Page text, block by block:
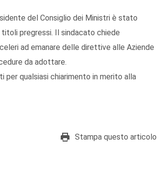
del Consiglio dei Ministri è stato
pregressi. Il sindacato chiede
ad emanare delle direttive alle Aziende
da adottare.
per qualsiasi chiarimento in merito alla
Stampa questo articolo